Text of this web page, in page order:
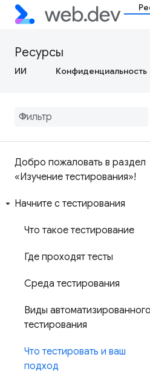
Ресурсы
ИИ Конфиденциальность
Добро пожаловать в раздел
«Изучение тестирования»!
Начните с тестирования
Что такое тестирование
Где проходят тесты
Среда тестирования
Виды автоматизированного
тестирования
Что тестировать и ваш
подход